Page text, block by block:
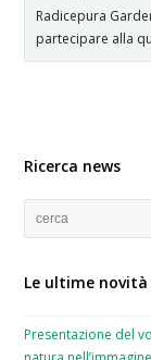
Radicepura
partecipare alla
Ricerca news
Le ultime novità
Presentazione del